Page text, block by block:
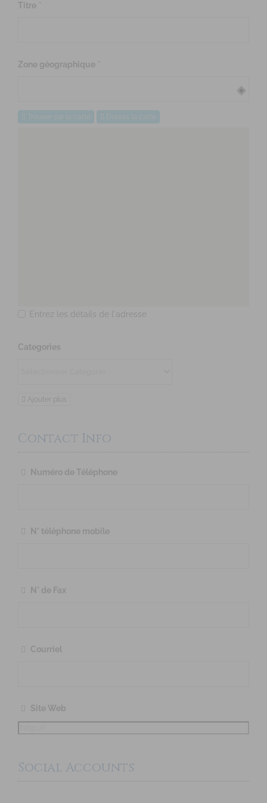
Titre *
Zone géographique *
Entrez les détails de l'adresse
Categories
Ajouter plus
Contact Info
Numéro de Téléphone
N° téléphone mobile
N° de Fax
Courriel
Site Web
Social Accounts